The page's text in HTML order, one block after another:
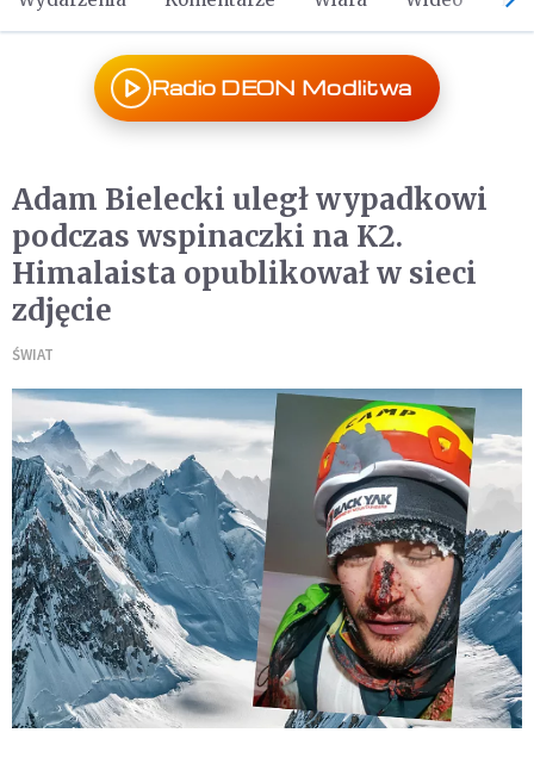
Radio DEON Modlitwa
Adam Bielecki uległ wypadkowi
podczas wspinaczki na K2.
Himalaista opublikował w sieci
zdjęcie
ŚWIAT